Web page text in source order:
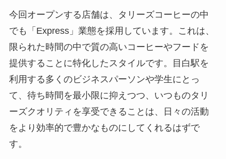
今回オープンする店舗は、タリーズコーヒーの中
でも「Express」業態を採用しています。これは、
限られた時間の中で質の高いコーヒーやフードを
提供することに特化したスタイルです。目白駅を
利用する多くのビジネスパーソンや学生にとっ
て、待ち時間を最小限に抑えつつ、いつものタリ
ーズクオリティを享受できることは、日々の活動
をより効率的で豊かなものにしてくれるはずで
す。